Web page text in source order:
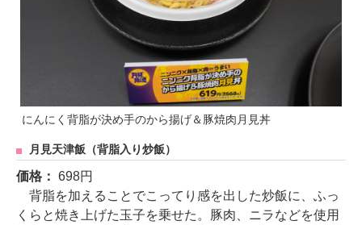
にんにく背脂が決め手のから揚げ＆豚焼肉月見丼
月見天津飯（背脂入り炒飯）
価格： 698円
背脂を加えることでこってり感を出した炒飯に、ふっ
くらと焼き上げた玉子を乗せた。豚肉、ニラなどを使用